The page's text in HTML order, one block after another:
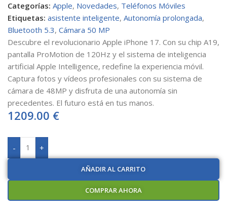
Categorías: Apple, Novedades, Teléfonos Móviles
Etiquetas: asistente inteligente, Autonomía prolongada,
Bluetooth 5.3, Cámara 50 MP
Descubre el revolucionario Apple iPhone 17. Con su chip A19,
pantalla ProMotion de 120Hz y el sistema de inteligencia
artificial Apple Intelligence, redefine la experiencia móvil.
Captura fotos y vídeos profesionales con su sistema de
cámara de 48MP y disfruta de una autonomía sin
precedentes. El futuro está en tus manos.
1209.00 €
- +
AÑADIR AL CARRITO
COMPRAR AHORA